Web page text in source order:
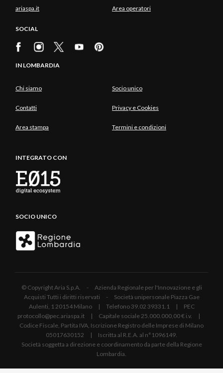
ariaspa.it Area operatori
SOCIAL
IN LOMBARDIA
Chi siamo Socio unico
Contatti Privacy e Cookies
Area stampa Termini e condizioni
INTEGRATO CON
SOCIO UNICO
© Copyright Aria S.p.A. - Azienda Regionale per l'Innovazione e gli
Acquisti Tutti i diritti riservati - Società unipersonale Piazza Gae
Aulenti, 1 20154 Milano | Telefono 39.02 39331.1 | PEC
protocollo@pec.ariaspa.it | Capitale sociale 25.000.000,00 € i.v. |
Codice Fiscale, Partita IVA, Iscrizione Registro delle Imprese di Milano
05017630152 | Iscritta al R.E.A. al n°1096149.
Società soggetta a direzione e coordinamento da parte della Regione
Lombardia.